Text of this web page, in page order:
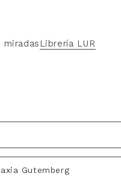
miradasLibrería LUR
Gutemberg